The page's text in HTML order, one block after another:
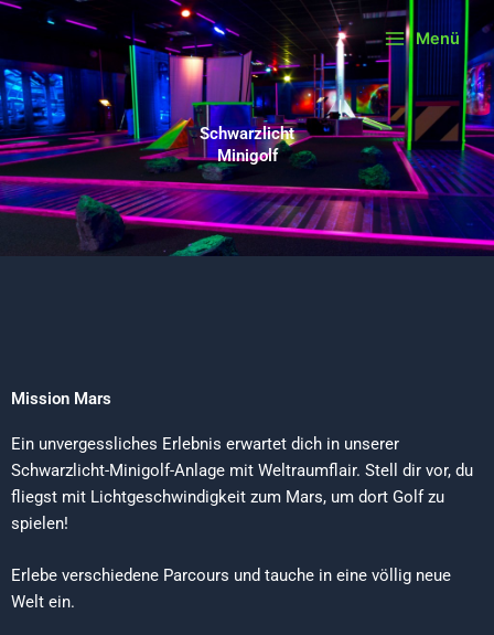
Zum
springen
Menü
Schwarzlicht
Minigolf
Mission Mars
Ein unvergessliches Erlebnis erwartet dich in unserer
Schwarzlicht-Minigolf-Anlage mit Weltraumflair. Stell dir vor, du
fliegst mit Lichtgeschwindigkeit zum Mars, um dort Golf zu
spielen!
Erlebe verschiedene Parcours und tauche in eine völlig neue
Welt ein.